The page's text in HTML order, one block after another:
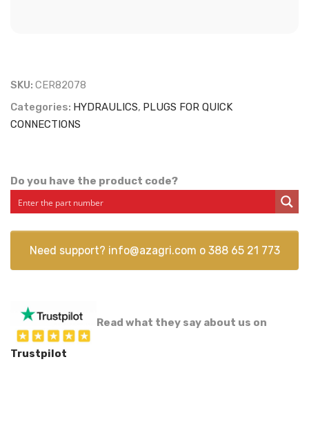
SKU: CER82078
Categories: HYDRAULICS, PLUGS FOR QUICK
CONNECTIONS
Do you have the product code?
Need support? info@azagri.com o 388 65 21 773
Read what they say about us on
Trustpilot